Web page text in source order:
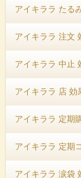
アイキララ たる
アイキララ 注文
アイキララ 中止
アイキララ 店 効
アイキララ 定期
アイキララ 定期
アイキララ 涙袋